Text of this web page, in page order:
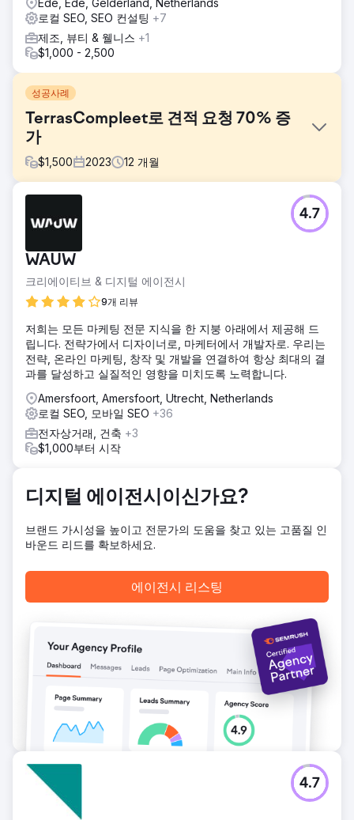
Ede, Ede, Gelderland, Netherlands
로컬 SEO, SEO 컨설팅 +7
제조, 뷰티 & 웰니스 +1
$1,000 - 2,500
성공사례
TerrasCompleet로 견적 요청 70% 증
가
$1,500 2023 12 개월
Terrascompleet은 회사의 창업 단계 직후에 일년 내내 안정
적인 요청 흐름을 받아 달라는 요청으로 우리에게 왔습니다.
솔루션
팅 계획을 세우는 것부터 시작했습니다. 한편으로는 좋은 CPA
로 유료 채널을 통해 신속하게 요청을 받고, 다른 한편으로는
것으로 구성되었습니다.
결과
견적 요청률 +70%, 접촉 순간 +160%, 유기적 트래픽
에이전시 페이지로 이동
WAUW
크리에이티브 & 디지털 에이전시
9개 리뷰
4.7
저희는 모든 마케팅 전문 지식을 한 지붕 아래에서 제공해 드
립니다. 전략가에서 디자이너로, 마케터에서 개발자로. 우리는
전략, 온라인 마케팅, 창작 및 개발을 연결하여 항상 최대의 결
과를 달성하고 실질적인 영향을 미치도록 노력합니다.
Amersfoort, Amersfoort, Utrecht, Netherlands
로컬 SEO, 모바일 SEO +36
전자상거래, 건축 +3
$1,000부터 시작
디지털 에이전시이신가요?
브랜드 가시성을 높이고 전문가의 도움을 찾고 있는 고품질 인
바운드 리드를 확보하세요.
에이전시 리스팅
4.7